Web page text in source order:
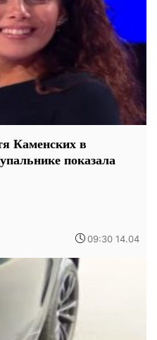
Каменских в
показала
09:30 14.04